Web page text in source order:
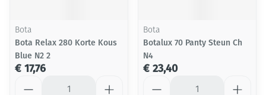
Bota
Bota Relax 280 Korte Kous
Blue N2 2
€ 17,76
Bota
Botalux 70 Panty Steun Ch
N4
€ 23,40